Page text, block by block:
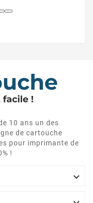
10 ans un des
de cartouche
pour imprimante de
!
